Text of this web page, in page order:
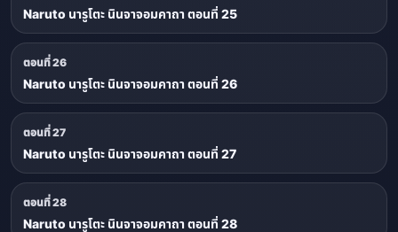
Naruto นารูโตะ นินจาจอมคาถา ตอนที่ 25
ตอนที่ 26
Naruto นารูโตะ นินจาจอมคาถา ตอนที่ 26
ตอนที่ 27
Naruto นารูโตะ นินจาจอมคาถา ตอนที่ 27
ตอนที่ 28
Naruto นารูโตะ นินจาจอมคาถา ตอนที่ 28